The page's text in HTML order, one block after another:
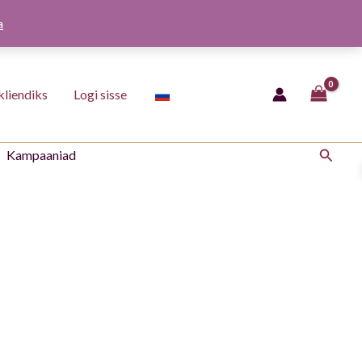
Logi sisse
Kampaaniad Otsing